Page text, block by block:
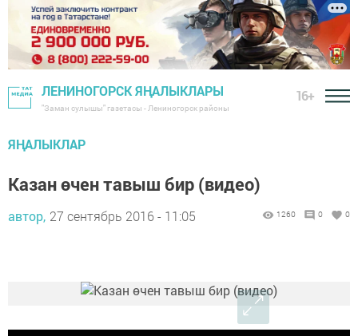
ЛЕНИНОГОРСК ЯҢАЛЫКЛАРЫ
"Заман сулышы" газетасы - Лениногорск районы
16+
ЯҢАЛЫКЛАР
Казан өчен тавыш бир (видео)
автор, 27 сентябрь 2016 - 11:05 1260 0 0